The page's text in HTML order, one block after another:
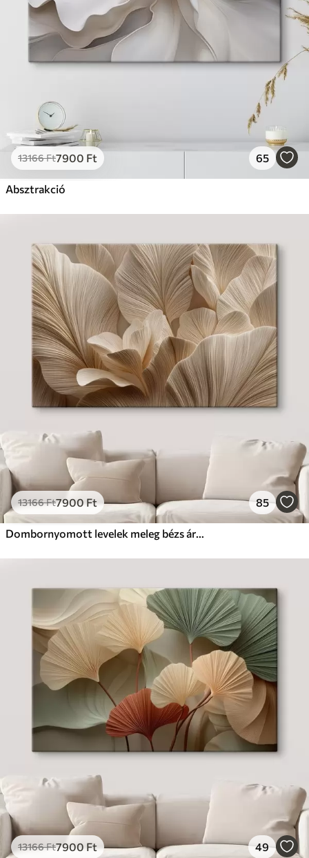
13166Ft7900 Ft 65
Absztrakció
13166Ft7900 Ft 85
Dombornyomott levelek meleg bézs árnyalatokban
13166Ft7900Ft 49